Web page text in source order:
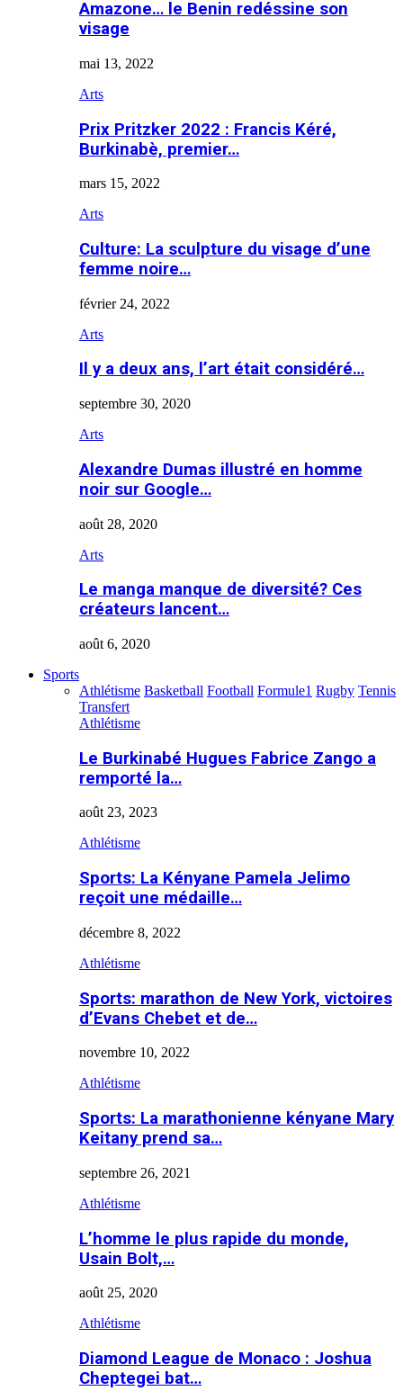
Amazone… le Benin redéssine son
visage
mai 13, 2022
Arts
Prix Pritzker 2022 : Francis Kéré,
Burkinabè, premier…
mars 15, 2022
Arts
Culture: La sculpture du visage d’une
femme noire…
février 24, 2022
Arts
Il y a deux ans, l’art était considéré…
septembre 30, 2020
Arts
Alexandre Dumas illustré en homme
noir sur Google…
août 28, 2020
Arts
Le manga manque de diversité? Ces
créateurs lancent…
août 6, 2020
Sports
Athlétisme Basketball Football Formule1 Rugby Tennis
Transfert
Athlétisme
Le Burkinabé Hugues Fabrice Zango a
remporté la…
août 23, 2023
Athlétisme
Sports: La Kényane Pamela Jelimo
reçoit une médaille…
décembre 8, 2022
Athlétisme
Sports: marathon de New York, victoires
d’Evans Chebet et de…
novembre 10, 2022
Athlétisme
Sports: La marathonienne kényane Mary
Keitany prend sa…
septembre 26, 2021
Athlétisme
L’homme le plus rapide du monde,
Usain Bolt,…
août 25, 2020
Athlétisme
Diamond League de Monaco : Joshua
Cheptegei bat…